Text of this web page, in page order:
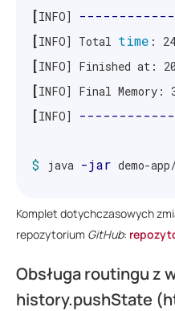
[INFO]
[INFO] Total time
[
[
[INFO]
$ java -jar demo-
.
.
2016-12-07
2016-12-07
Komplet dotychczasowych
repozytorium GitHub:
Obsługa routingu z
history.pushState